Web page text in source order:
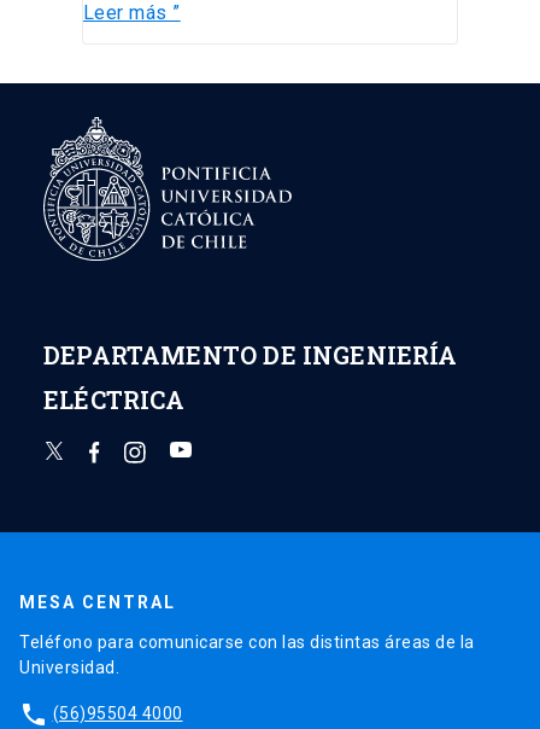
Leer más ”
DEPARTAMENTO DE INGENIERÍA
ELÉCTRICA
MESA CENTRAL
Teléfono para comunicarse con las distintas áreas de la
Universidad.
phone (56)95504 4000